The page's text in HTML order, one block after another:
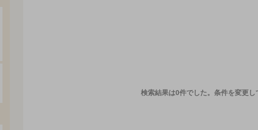
検索結果は0件でした。 条件を変更し